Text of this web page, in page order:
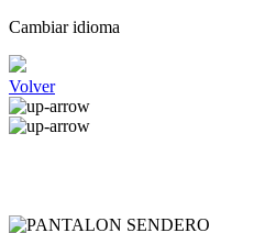
Cambiar idioma
Volver